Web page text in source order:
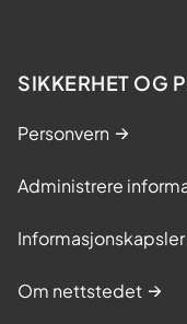
SIKKERHET OG
Personvern
Administrere
Informasjonskapsler
Om nettstedet